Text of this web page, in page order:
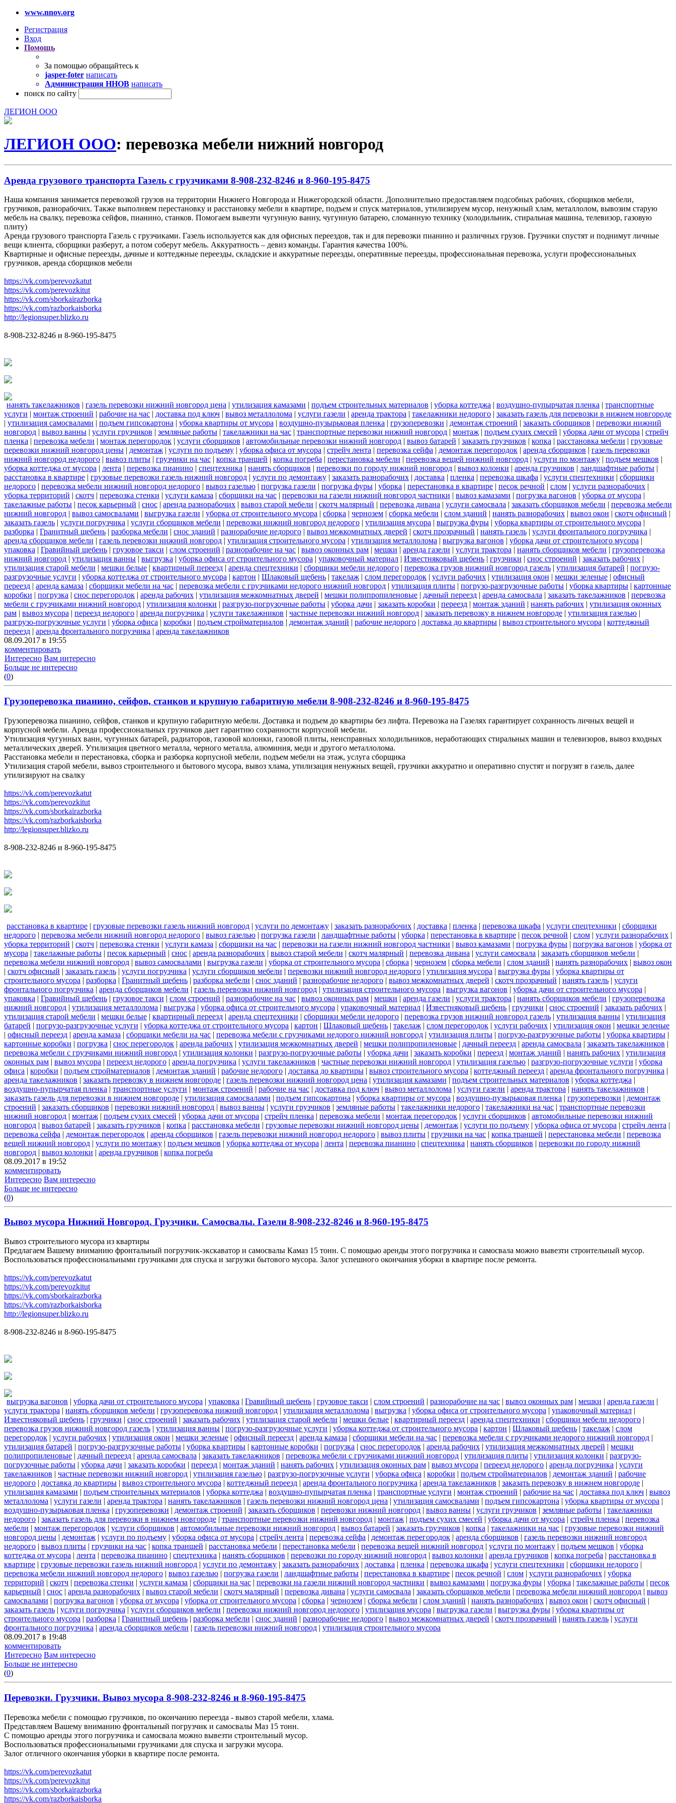
www.nnov.org
Регистрация
Вход
Помощь
За помощью обращайтесь к
jasper-foter написать
Администрация ННОВ написать
поиск по сайту
ЛЕГИОН ООО
ЛЕГИОН ООО: перевозка мебели нижний новгород
Аренда грузового транспорта Газель с грузчиками 8-908-232-8246 и 8-960-195-8475
Наша компания занимается перевозкой грузов на территории Нижнего Новгорода и Нижегородской области. Дополнительно предоставляем подсобных рабочих, сборщиков мебели,
грузчиков, разнорабочих. Также выполняем перестановку и расстановку мебели в квартире, подъем и спуск материалов, утилизируем мусор, ненужный хлам, металлолом, вывозим старую
мебель на свалку, перевозка сейфов, пианино, станков. Помогаем вывезти чугунную ванну, чугунную батарею, сломанную технику (холодильник, стиральная машина, телевизор, газовую
плиту)
Аренда грузового транспорта Газель с грузчиками. Газель используется как для офисных переездов, так и для перевозки пианино и различных грузов. Грузчики спустят и поднимут личные
вещи клиента, сборщики разберут, а потом соберут мебель. Аккуратность – девиз команды. Гарантия качества 100%.
Квартирные и офисные переезды, дачные и коттеджные переезды, складские и аккуратные переезды, оперативные переезды, профессиональная перевозка, услуги профессиональных
грузчиков, аренда сборщиков мебели
https://vk.com/perevozkatut
https://vk.com/perevozkitut
https://vk.com/sborkairazborka
https://vk.com/razborkaisborka
http://legionsuper.blizko.ru
8-908-232-8246 и 8-960-195-8475
нанять такелажников | газель перевозки нижний новгород цена | утилизация камазами | подъем строительных материалов | уборка коттеджа | воздушно-пупырчатая пленка | транспортные
услуги | монтаж строений | рабочие на час | доставка под ключ | вывоз металлолома | услуги газели | аренда трактора | такелажники недорого | заказать газель для перевозки в нижнем новгороде
| утилизация самосвалами | подъем гипсокартона | уборка квартиры от мусора | воздушно-пузырьковая пленка | грузоперевозки | демонтаж строений | заказать сборщиков | перевозки нижний
новгород | вывоз ванны | услуги грузчиков | земляные работы | такелажники на час | транспортные перевозки нижний новгород | монтаж | подъем сухих смесей | уборка дачи от мусора | стрейч
пленка | перевозка мебели | монтаж перегородок | услуги сборщиков | автомобильные перевозки нижний новгород | вывоз батарей | заказать грузчиков | копка | расстановка мебели | грузовые
перевозки нижний новгород цены | демонтаж | услуги по подъему | уборка офиса от мусора | стрейч лента | перевозка сейфа | демонтаж перегородок | аренда сборщиков | газель перевозки
нижний новгород недорого | вывоз плиты | грузчики на час | копка траншей | копка погреба | перестановка мебели | перевозка вещей нижний новгород | услуги по монтажу | подъем мешков |
уборка коттеджа от мусора | лента | перевозка пианино | спецтехника | нанять сборщиков | перевозки по городу нижний новгород | вывоз колонки | аренда грузчиков | ландшафтные работы |
расстановка в квартире | грузовые перевозки газель нижний новгород | услуги по демонтажу | заказать разнорабочих | доставка | пленка | перевозка шкафа | услуги спецтехники | сборщики
недорого | перевозка мебели нижний новгород недорого | вывоз газелью | погрузка газели | погрузка фуры | уборка | перестановка в квартире | песок речной | слом | услуги разнорабочих |
уборка территорий | скотч | перевозка стенки | услуги камаза | сборщики на час | перевозки на газели нижний новгород частники | вывоз камазами | погрузка вагонов | уборка от мусора |
такелажные работы | песок карьерный | снос | аренда разнорабочих | вывоз старой мебели | скотч малярный | перевозка дивана | услуги самосвала | заказать сборщиков мебели | перевозка мебели
нижний новгород | вывоз самосвалами | выгрузка газели | уборка от строительного мусора | сборка | чернозем | сборка мебели | слом зданий | нанять разнорабочих | вывоз окон | скотч офисный |
заказать газель | услуги погрузчика | услуги сборщиков мебели | перевозки нижний новгород недорого | утилизация мусора | выгрузка фуры | уборка квартиры от строительного мусора |
разборка | Гранитный щебень | разборка мебели | снос зданий | разнорабочие недорого | вывоз межкомнатных дверей | скотч прозрачный | нанять газель | услуги фронтального погрузчика |
аренда сборщиков мебели | газель перевозки нижний новгород | утилизация строительного мусора | утилизация металлолома | выгрузка вагонов | уборка дачи от строительного мусора |
упаковка | Гравийный щебень | грузовое такси | слом строений | разнорабочие на час | вывоз оконных рам | мешки | аренда газели | услуги трактора | нанять сборщиков мебели | грузоперевозка
нижний новгород | утилизация ванны | выгрузка | уборка офиса от строительного мусора | упаковочный материал | Известняковый щебень | грузчики | снос строений | заказать рабочих |
утилизация старой мебели | мешки белые | квартирный переезд | аренда спецтехники | сборщики мебели недорого | перевозка грузов нижний новгород газель | утилизация батарей | погрузо-
разгрузочные услуги | уборка коттеджа от строительного мусора | картон | Шлаковый щебень | такелаж | слом перегородок | услуги рабочих | утилизация окон | мешки зеленые | офисный
переезд | аренда камаза | сборщики мебели на час | перевозка мебели с грузчиками недорого нижний новгород | утилизация плиты | погрузо-разгрузочные работы | уборка квартиры | картонные
коробки | погрузка | снос перегородок | аренда рабочих | утилизация межкомнатных дверей | мешки полипропиленовые | дачный переезд | аренда самосвала | заказать такелажников | перевозка
мебели с грузчиками нижний новгород | утилизация колонки | разгрузо-погрузочные работы | уборка дачи | заказать коробки | переезд | монтаж зданий | нанять рабочих | утилизация оконных
рам | вывоз мусора | переезд недорого | аренда погрузчика | услуги такелажников | частные перевозки нижний новгород | заказать перевозку в нижнем новгороде | утилизация газелью |
разгрузо-погрузочные услуги | уборка офиса | коробки | подъем стройматериалов | демонтаж зданий | рабочие недорого | доставка до квартиры | вывоз строительного мусора | коттеджный
переезд | аренда фронтального погрузчика | аренда такелажников
08.09.2017 в 19:55
комментировать
Интересно Вам интересно
Больше не интересно
(0)
Грузоперевозка пианино, сейфов, станков и крупную габаритную мебели 8-908-232-8246 и 8-960-195-8475
Грузоперевозка пианино, сейфов, станков и крупную габаритную мебели. Доставка и подъем до квартиры без лифта. Перевозка на Газелях гарантирует сохранность личных вещей и
корпусной мебели. Аренда профессиональных грузчиков дает гарантию сохранности корпусной мебели.
Утилизация чугунных ванн, чугунных батарей, радиаторов, газовой колонки, газовой плиты, неисправных холодильников, неработающих стиральных машин и телевизоров, вывоз входных
металлических дверей. Утилизация цветного металла, черного металла, алюминия, меди и другого металлолома.
Расстановка мебели и перестановка, сборка и разборка корпусной мебели, подъем мебели на этаж, услуга сборщика
Утилизация старой мебели, вывоз строительного и бытового мусора, вывоз хлама, утилизация ненужных вещей, грузчики аккуратно и оперативно спустят и погрузят в газель, далее
утилизируют на свалку
https://vk.com/perevozkatut
https://vk.com/perevozkitut
https://vk.com/sborkairazborka
https://vk.com/razborkaisborka
http://legionsuper.blizko.ru
8-908-232-8246 и 8-960-195-8475
расстановка в квартире | грузовые перевозки газель нижний новгород | услуги по демонтажу | заказать разнорабочих | доставка | пленка | перевозка шкафа | услуги спецтехники | сборщики
недорого | перевозка мебели нижний новгород недорого | вывоз газелью | погрузка газели | ландшафтные работы | уборка | перестановка в квартире | песок речной | слом | услуги разнорабочих |
уборка территорий | скотч | перевозка стенки | услуги камаза | сборщики на час | перевозки на газели нижний новгород частники | вывоз камазами | погрузка фуры | погрузка вагонов | уборка от
мусора | такелажные работы | песок карьерный | снос | аренда разнорабочих | вывоз старой мебели | скотч малярный | перевозка дивана | услуги самосвала | заказать сборщиков мебели |
перевозка мебели нижний новгород | вывоз самосвалами | выгрузка газели | уборка от строительного мусора | сборка | чернозем | сборка мебели | слом зданий | нанять разнорабочих | вывоз окон
| скотч офисный | заказать газель | услуги погрузчика | услуги сборщиков мебели | перевозки нижний новгород недорого | утилизация мусора | выгрузка фуры | уборка квартиры от
строительного мусора | разборка | Гранитный щебень | разборка мебели | снос зданий | разнорабочие недорого | вывоз межкомнатных дверей | скотч прозрачный | нанять газель | услуги
фронтального погрузчика | аренда сборщиков мебели | газель перевозки нижний новгород | утилизация строительного мусора | выгрузка вагонов | уборка дачи от строительного мусора |
упаковка | Гравийный щебень | грузовое такси | слом строений | разнорабочие на час | вывоз оконных рам | мешки | аренда газели | услуги трактора | нанять сборщиков мебели | грузоперевозка
нижний новгород | утилизация металлолома | выгрузка | уборка офиса от строительного мусора | упаковочный материал | Известняковый щебень | грузчики | снос строений | заказать рабочих |
утилизация старой мебели | мешки белые | квартирный переезд | аренда спецтехники | сборщики мебели недорого | перевозка грузов нижний новгород газель | утилизация ванны | утилизация
батарей | погрузо-разгрузочные услуги | уборка коттеджа от строительного мусора | картон | Шлаковый щебень | такелаж | слом перегородок | услуги рабочих | утилизация окон | мешки зеленые
| офисный переезд | аренда камаза | сборщики мебели на час | перевозка мебели с грузчиками недорого нижний новгород | утилизация плиты | погрузо-разгрузочные работы | уборка квартиры |
картонные коробки | погрузка | снос перегородок | аренда рабочих | утилизация межкомнатных дверей | мешки полипропиленовые | дачный переезд | аренда самосвала | заказать такелажников |
перевозка мебели с грузчиками нижний новгород | утилизация колонки | разгрузо-погрузочные работы | уборка дачи | заказать коробки | переезд | монтаж зданий | нанять рабочих | утилизация
оконных рам | вывоз мусора | переезд недорого | аренда погрузчика | услуги такелажников | частные перевозки нижний новгород | утилизация газелью | разгрузо-погрузочные услуги | уборка
офиса | коробки | подъем стройматериалов | демонтаж зданий | рабочие недорого | доставка до квартиры | вывоз строительного мусора | коттеджный переезд | аренда фронтального погрузчика |
аренда такелажников | заказать перевозку в нижнем новгороде | газель перевозки нижний новгород цена | утилизация камазами | подъем строительных материалов | уборка коттеджа |
воздушно-пупырчатая пленка | транспортные услуги | монтаж строений | рабочие на час | доставка под ключ | вывоз металлолома | услуги газели | аренда трактора | нанять такелажников |
заказать газель для перевозки в нижнем новгороде | утилизация самосвалами | подъем гипсокартона | уборка квартиры от мусора | воздушно-пузырьковая пленка | грузоперевозки | демонтаж
строений | заказать сборщиков | перевозки нижний новгород | вывоз ванны | услуги грузчиков | земляные работы | такелажники недорого | такелажники на час | транспортные перевозки
нижний новгород | монтаж | подъем сухих смесей | уборка дачи от мусора | стрейч пленка | перевозка мебели | монтаж перегородок | услуги сборщиков | автомобильные перевозки нижний
новгород | вывоз батарей | заказать грузчиков | копка | расстановка мебели | грузовые перевозки нижний новгород цены | демонтаж | услуги по подъему | уборка офиса от мусора | стрейч лента |
перевозка сейфа | демонтаж перегородок | аренда сборщиков | газель перевозки нижний новгород недорого | вывоз плиты | грузчики на час | копка траншей | перестановка мебели | перевозка
вещей нижний новгород | услуги по монтажу | подъем мешков | уборка коттеджа от мусора | лента | перевозка пианино | спецтехника | нанять сборщиков | перевозки по городу нижний
новгород | вывоз колонки | аренда грузчиков | копка погреба
08.09.2017 в 19:52
комментировать
Интересно Вам интересно
Больше не интересно
(0)
Вывоз мусора Нижний Новгород. Грузчики. Самосвалы. Газели 8-908-232-8246 и 8-960-195-8475
Вывоз строительного мусора из квартиры
Предлагаем Вашему вниманию фронтальный погрузчик-экскаватор и самосвалы Камаз 15 тонн. С помощью аренды этого погрузчика и самосвала можно вывезти строительный мусор.
Воспользоваться профессиональными грузчиками для спуска и загрузки бытового мусора. Залог успешного окончания уборки в квартире после ремонта.
https://vk.com/perevozkatut
https://vk.com/perevozkitut
https://vk.com/sborkairazborka
https://vk.com/razborkaisborka
http://legionsuper.blizko.ru
8-908-232-8246 и 8-960-195-8475
выгрузка вагонов | уборка дачи от строительного мусора | упаковка | Гравийный щебень | грузовое такси | слом строений | разнорабочие на час | вывоз оконных рам | мешки | аренда газели |
услуги трактора | нанять сборщиков мебели | грузоперевозка нижний новгород | утилизация металлолома | выгрузка | уборка офиса от строительного мусора | упаковочный материал |
Известняковый щебень | грузчики | снос строений | заказать рабочих | утилизация старой мебели | мешки белые | квартирный переезд | аренда спецтехники | сборщики мебели недорого |
перевозка грузов нижний новгород газель | утилизация ванны | погрузо-разгрузочные услуги | уборка коттеджа от строительного мусора | картон | Шлаковый щебень | такелаж | слом
перегородок | услуги рабочих | утилизация окон | мешки зеленые | офисный переезд | аренда камаза | сборщики мебели на час | перевозка мебели с грузчиками недорого нижний новгород |
утилизация батарей | погрузо-разгрузочные работы | уборка квартиры | картонные коробки | погрузка | снос перегородок | аренда рабочих | утилизация межкомнатных дверей | мешки
полипропиленовые | дачный переезд | аренда самосвала | заказать такелажников | перевозка мебели с грузчиками нижний новгород | утилизация плиты | утилизация колонки | разгрузо-
погрузочные работы | уборка дачи | заказать коробки | переезд | монтаж зданий | нанять рабочих | утилизация оконных рам | вывоз мусора | переезд недорого | аренда погрузчика | услуги
такелажников | частные перевозки нижний новгород | утилизация газелью | разгрузо-погрузочные услуги | уборка офиса | коробки | подъем стройматериалов | демонтаж зданий | рабочие
недорого | доставка до квартиры | вывоз строительного мусора | коттеджный переезд | аренда фронтального погрузчика | аренда такелажников | заказать перевозку в нижнем новгороде |
утилизация камазами | подъем строительных материалов | уборка коттеджа | воздушно-пупырчатая пленка | транспортные услуги | монтаж строений | рабочие на час | доставка под ключ | вывоз
металлолома | услуги газели | аренда трактора | нанять такелажников | газель перевозки нижний новгород цена | утилизация самосвалами | подъем гипсокартона | уборка квартиры от мусора |
воздушно-пузырьковая пленка | грузоперевозки | демонтаж строений | заказать сборщиков | перевозки нижний новгород | вывоз ванны | услуги грузчиков | земляные работы | такелажники
недорого | заказать газель для перевозки в нижнем новгороде | транспортные перевозки нижний новгород | монтаж | подъем сухих смесей | уборка дачи от мусора | стрейч пленка | перевозка
мебели | монтаж перегородок | услуги сборщиков | автомобильные перевозки нижний новгород | вывоз батарей | заказать грузчиков | копка | такелажники на час | грузовые перевозки нижний
новгород цены | демонтаж | услуги по подъему | уборка офиса от мусора | стрейч лента | перевозка сейфа | демонтаж перегородок | аренда сборщиков | газель перевозки нижний новгород
недорого | вывоз плиты | грузчики на час | копка траншей | расстановка мебели | перестановка мебели | перевозка вещей нижний новгород | услуги по монтажу | подъем мешков | уборка
коттеджа от мусора | лента | перевозка пианино | спецтехника | нанять сборщиков | перевозки по городу нижний новгород | вывоз колонки | аренда грузчиков | копка погреба | расстановка в
квартире | грузовые перевозки газель нижний новгород | услуги по демонтажу | заказать разнорабочих | доставка | пленка | перевозка шкафа | услуги спецтехники | сборщики недорого |
перевозка мебели нижний новгород недорого | вывоз газелью | погрузка газели | ландшафтные работы | перестановка в квартире | песок речной | слом | услуги разнорабочих | уборка
территорий | скотч | перевозка стенки | услуги камаза | сборщики на час | перевозки на газели нижний новгород частники | вывоз камазами | погрузка фуры | уборка | такелажные работы | песок
карьерный | снос | аренда разнорабочих | вывоз старой мебели | скотч малярный | перевозка дивана | услуги самосвала | заказать сборщиков мебели | перевозка мебели нижний новгород | вывоз
самосвалами | погрузка вагонов | уборка от мусора | уборка от строительного мусора | сборка | чернозем | сборка мебели | слом зданий | нанять разнорабочих | вывоз окон | скотч офисный |
заказать газель | услуги погрузчика | услуги сборщиков мебели | перевозки нижний новгород недорого | утилизация мусора | выгрузка газели | выгрузка фуры | уборка квартиры от
строительного мусора | разборка | Гранитный щебень | разборка мебели | снос зданий | разнорабочие недорого | вывоз межкомнатных дверей | скотч прозрачный | нанять газель | услуги
фронтального погрузчика | аренда сборщиков мебели | газель перевозки нижний новгород | утилизация строительного мусора
08.09.2017 в 19:48
комментировать
Интересно Вам интересно
Больше не интересно
(0)
Перевозки. Грузчики. Вывоз мусора 8-908-232-8246 и 8-960-195-8475
Перевозка мебели с помощью грузчиков, по окончанию переезда - вывоз старой мебели, хлама.
Представляем Вашему вниманию фронтальный погрузчик и самосвалы Маз 15 тонн.
С помощью аренды этого погрузчика и самосвала можно вывезти строительный мусор.
Воспользоваться профессиональными грузчиками для спуска и загрузки мусора.
Залог отличного окончания уборки в квартире после ремонта.
https://vk.com/perevozkatut
https://vk.com/perevozkitut
https://vk.com/sborkairazborka
https://vk.com/razborkaisborka